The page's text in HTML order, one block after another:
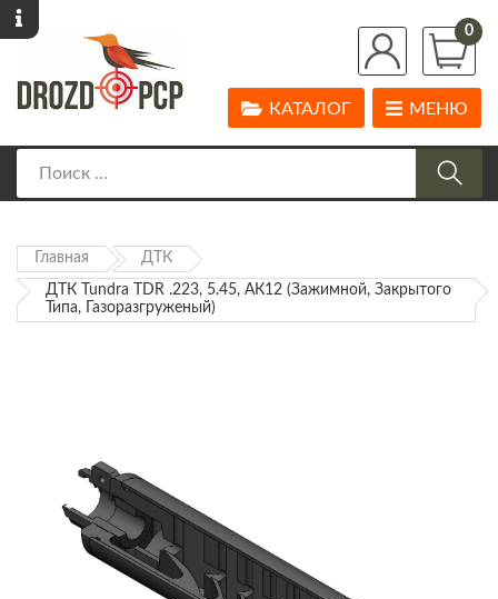
0
МЕНЮ
КАТАЛОГ
Главная ДТК
ДТК Tundra TDR .223, 5.45, АК12 (зажимной, Закрытого
Типа, Газоразгруженый)